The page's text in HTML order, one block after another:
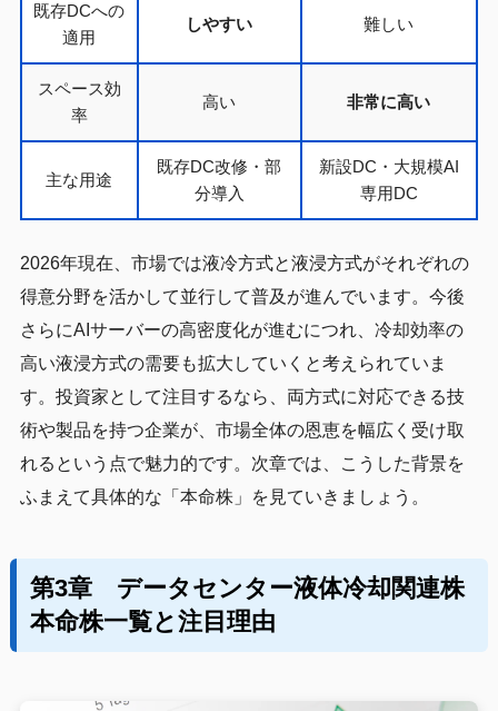
既存DCへの
適用
しやすい 難しい
スペース効
率
高い 非常に高い
主な用途
既存DC改修・部
分導入
新設DC・大規模AI
専用DC
2026年現在、市場では液冷方式と液浸方式がそれぞれの
得意分野を活かして並行して普及が進んでいます。今後
さらにAIサーバーの高密度化が進むにつれ、冷却効率の
高い液浸方式の需要も拡大していくと考えられていま
す。投資家として注目するなら、両方式に対応できる技
術や製品を持つ企業が、市場全体の恩恵を幅広く受け取
れるという点で魅力的です。次章では、こうした背景を
ふまえて具体的な「本命株」を見ていきましょう。
第3章 データセンター液体冷却関連株
本命株一覧と注目理由